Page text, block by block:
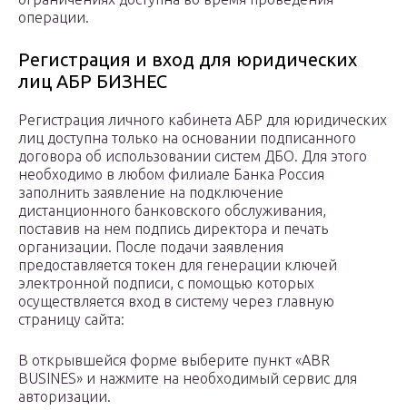
операции.
Регистрация и вход для юридических
лиц АБР БИЗНЕС
Регистрация личного кабинета АБР для юридических
лиц доступна только на основании подписанного
договора об использовании систем ДБО. Для этого
необходимо в любом филиале Банка Россия
заполнить заявление на подключение
дистанционного банковского обслуживания,
поставив на нем подпись директора и печать
организации. После подачи заявления
предоставляется токен для генерации ключей
электронной подписи, с помощью которых
осуществляется вход в систему через главную
страницу сайта:
В открывшейся форме выберите пункт «ABR
BUSINES» и нажмите на необходимый сервис для
авторизации.